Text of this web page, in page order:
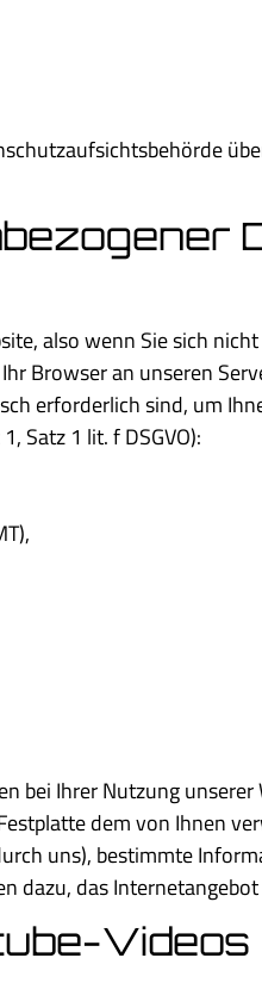
also wenn Sie sich
Browser an unseren
erforderlich sind, um
Satz 1 lit. f DSGVO):
bei Ihrer Nutzung
dem von Ihnen
uns), bestimmte
dazu, das
Videos